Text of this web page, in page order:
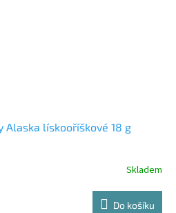
Alaska lískooříškové 18 g
Skladem
Do košíku